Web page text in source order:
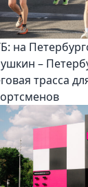
на
–
трасса